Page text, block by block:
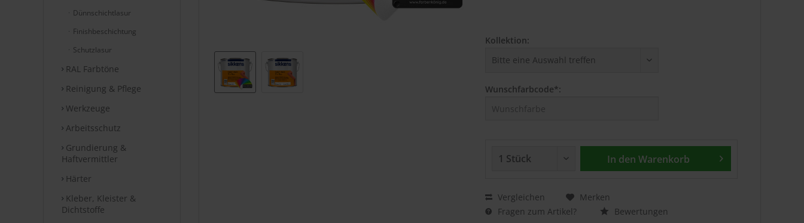
Dünnschichtlasur
Finishbeschichtung
Schutzlasur
RAL Farbtöne
Reinigung & Pflege
Werkzeuge
Arbeitsschutz
Grundierung &
Haftvermittler
Härter
Kleber, Kleister &
Dichtstoffe
Kollektion:
Wunschfarbcode*:
In den Warenkorb
Vergleichen
Merken
Fragen zum Artikel?
Bewertungen